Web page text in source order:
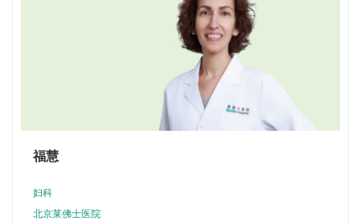
扫码关注微信公众号
在线预约
福慧
妇科
北京莱佛士医院